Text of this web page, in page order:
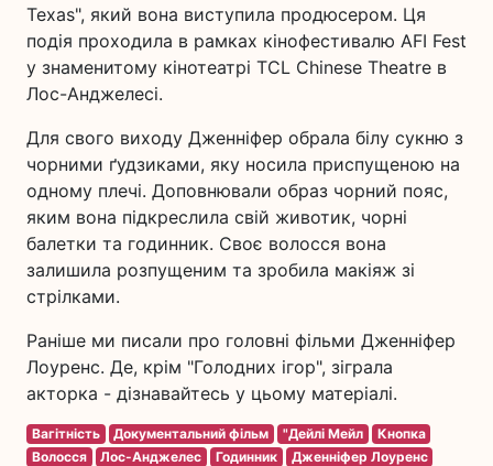
Texas", який вона виступила продюсером. Ця
подія проходила в рамках кінофестивалю AFI Fest
у знаменитому кінотеатрі TCL Chinese Theatre в
Лос-Анджелесі.
Для свого виходу Дженніфер обрала білу сукню з
чорними ґудзиками, яку носила приспущеною на
одному плечі. Доповнювали образ чорний пояс,
яким вона підкреслила свій животик, чорні
балетки та годинник. Своє волосся вона
залишила розпущеним та зробила макіяж зі
стрілками.
Раніше ми писали про головні фільми Дженніфер
Лоуренс. Де, крім "Голодних ігор", зіграла
акторка - дізнавайтесь у цьому матеріалі.
Вагітність Документальний фільм "Дейлі Мейл
Кнопка
Волосся
Лос-Анджелес Годинник
Дженніфер Лоуренс